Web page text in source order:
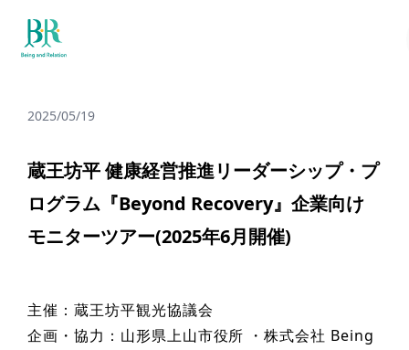
2025/05/19
蔵王坊平 健康経営推進リーダーシップ・プ
ログラム『Beyond Recovery』企業向け
モニターツアー(2025年6月開催)
主催：蔵王坊平観光協議会
企画・協力：山形県上山市役所 ・株式会社 Being